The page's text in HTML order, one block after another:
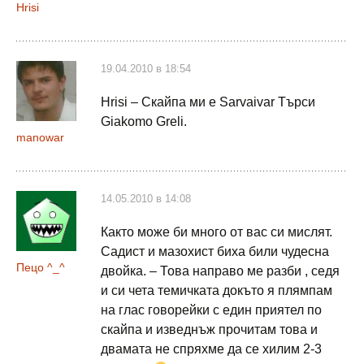
Hrisi
manowar
19.04.2010 в 18:54
Hrisi – Скайпа ми е Sarvaivar Търси
Giakomo Greli.
Пецо ^_^
14.05.2010 в 14:08
Както може би много от вас си мислят.
Садист и мазохист биха били чудесна
двойка. – Това направо ме разби , седя
и си чета темичката докъто я плямпам
на глас говорейки с един приятел по
скайпа и изведнъж прочитам това и
двамата не спряхме да се хилим 2-3